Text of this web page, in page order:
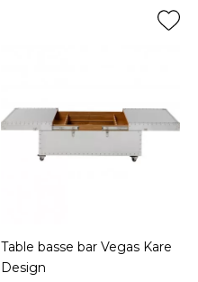
Table basse bar Vegas Kare
Design